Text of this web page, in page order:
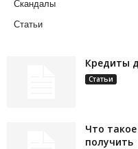
Скандалы
Статьи
Кредиты
Статьи
Что
получить